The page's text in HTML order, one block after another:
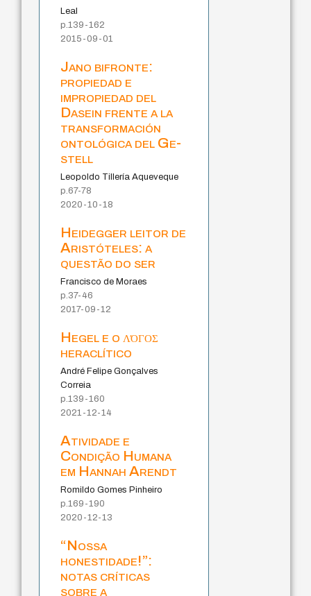
Leal
p.139-162
2015-09-01
Jano bifronte:
propiedad e
impropiedad del
Dasein frente a la
transformación
ontológica del Ge-
stell
Leopoldo Tillería Aqueveque
p.67-78
2020-10-18
Heidegger leitor de
Aristóteles: a
questão do ser
Francisco de Moraes
p.37-46
2017-09-12
Hegel e o λόγος
heraclítico
André Felipe Gonçalves
Correia
p.139-160
2021-12-14
Atividade e
Condição Humana
em Hannah Arendt
Romildo Gomes Pinheiro
p.169-190
2020-12-13
“Nossa
honestidade!”:
notas críticas
sobre a